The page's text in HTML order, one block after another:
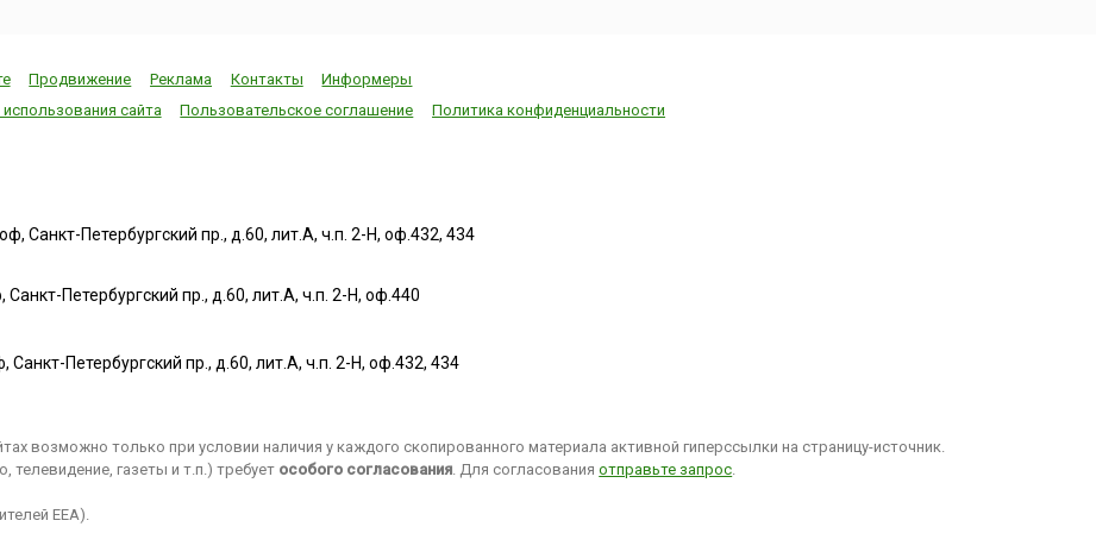
Продвижение Реклама Контакты
Информеры
сайта
Пользовательское соглашение Политика конфиденциальности
Санкт-Петербургский пр., д.60, лит.А, ч.п. 2-Н, оф.432, 434
Петербургский пр., д.60, лит.А, ч.п. 2-Н, оф.440
,Санкт-Петербургский пр., д.60, лит.А, ч.п. 2-Н, оф.432, 434
возможно только при условии наличия у каждого скопированного материала активной гиперссылки на страницу-источник.
газеты и т.п.) требует особого согласования. Для согласованияотправьте запрос.
EEA).